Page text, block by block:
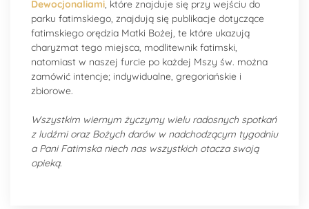
Dewocjonaliami, które znajduje się przy wejściu do
parku fatimskiego, znajdują się publikacje dotyczące
fatimskiego orędzia Matki Bożej, te które ukazują
charyzmat tego miejsca, modlitewnik fatimski,
natomiast w naszej furcie po każdej Mszy św. można
zamówić intencje; indywidualne, gregoriańskie i
zbiorowe.
Wszystkim wiernym życzymy wielu radosnych spotkań
z ludźmi oraz Bożych darów w nadchodzącym tygodniu
a Pani Fatimska niech nas wszystkich otacza swoją
opieką.